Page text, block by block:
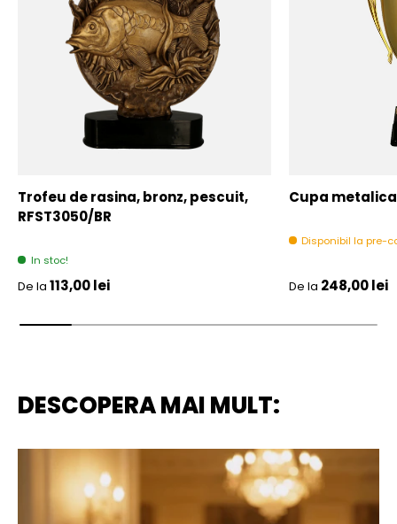
Trofeu de rasina, bronz, pescuit,
RFST3050/BR
In stoc!
Pret initial
De la 113,00 lei
Cupa
Disponibil la pre-
Pret initial
De la 248,00 lei
DESCOPERA MAI MULT: